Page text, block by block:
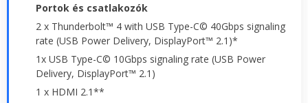
Portok és csatlakozók
2 x Thunderbolt™ 4 with USB Type-C© 40Gbps signaling
rate (USB Power Delivery, DisplayPort™ 2.1)*
1x USB Type-C© 10Gbps signaling rate (USB Power
Delivery, DisplayPort™ 2.1)
1 x HDMI 2.1**